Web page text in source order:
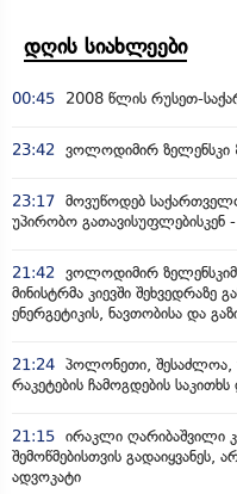
დღის სიახლეები
00:45 2008 წლის რუსეთ-
23:42 ვოლოდიმირ ზელენსკი
23:17 მოვუწოდებ
უპირობო
21:42
ვოლოდიმირ ზელენსკიმ
მინისტრმა კიევში შეხვედრაზე
ენერგეტიკის, ნავთობისა და
21:24 პოლონეთი, შესაძლოა,
რაკეტების ჩამოგდების
21:15 ირაკლი ღარიბაშვილი
შემოწმებისთვის
ადვოკატი